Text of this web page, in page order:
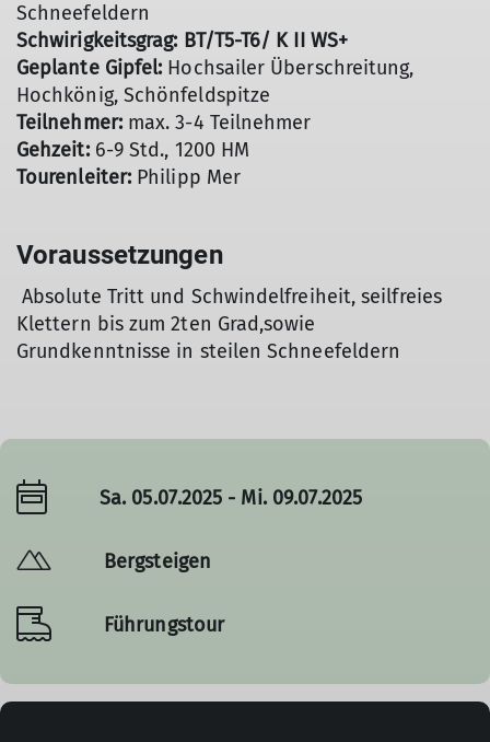
Schneefeldern
Schwirigkeitsgrag: BT/T5-T6/ K II WS+
Geplante Gipfel: Hochsailer Überschreitung,
Hochkönig, Schönfeldspitze
Teilnehmer:max. 3-4 Teilnehmer
Gehzeit:6-9 Std., 1200 HM
Tourenleiter: Philipp Mer
Voraussetzungen
Absolute Tritt und Schwindelfreiheit, seilfreies
Klettern bis zum 2ten Grad,sowie
Grundkenntnisse in steilen Schneefeldern
Sa. 05.07.2025 - Mi. 09.07.2025
Bergsteigen
Führungstour